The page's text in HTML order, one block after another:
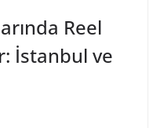
Reel
İstanbul ve